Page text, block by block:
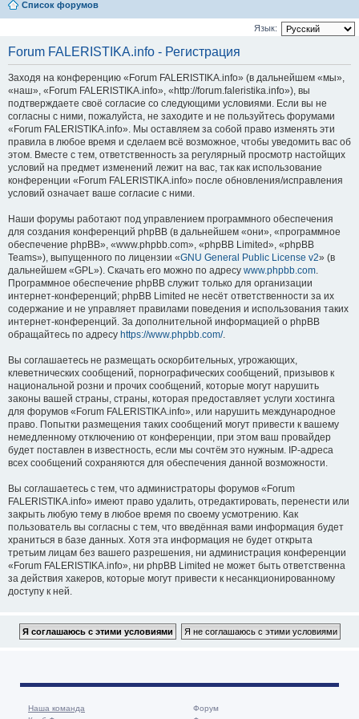
Список форумов
Язык:
Forum FALERISTIKA.info - Регистрация
Заходя на конференцию «Forum FALERISTIKA.info» (в дальнейшем «мы»,
«наш», «Forum FALERISTIKA.info», «http://forum.faleristika.info»), вы
подтверждаете своё согласие со следующими условиями. Если вы не
согласны с ними, пожалуйста, не заходите и не пользуйтесь форумами
«Forum FALERISTIKA.info». Мы оставляем за собой право изменять эти
правила в любое время и сделаем всё возможное, чтобы уведомить вас об
этом. Вместе с тем, ответственность за регулярный просмотр настойщих
условий на предмет изменений лежит на вас, так как использование
конференции «Forum FALERISTIKA.info» после обновления/исправления
условий означает ваше согласие с ними.
Наши форумы работают под управлением программного обеспечения
для создания конференций phpBB (в дальнейшем «они», «программное
обеспечение phpBB», «www.phpbb.com», «phpBB Limited», «phpBB
Teams»), выпущенного по лицензии «GNU General Public License v2» (в
дальнейшем «GPL»). Скачать его можно по адресу www.phpbb.com.
Программное обеспечение phpBB служит только для организации
интернет-конференций; phpBB Limited не несёт ответственности за их
содержание и не управляет правилами поведения и использования таких
интернет-конференций. За дополнительной информацией о phpBB
обращайтесь по адресу https://www.phpbb.com/.
Вы соглашаетесь не размещать оскорбительных, угрожающих,
клеветнических сообщений, порнографических сообщений, призывов к
национальной розни и прочих сообщений, которые могут нарушить
законы вашей страны, страны, которая предоставляет услуги хостинга
для форумов «Forum FALERISTIKA.info», или нарушить международное
право. Попытки размещения таких сообщений могут привести к вашему
немедленному отключению от конференции, при этом ваш провайдер
будет поставлен в известность, если мы сочтём это нужным. IP-адреса
всех сообщений сохраняются для обеспечения данной возможности.
Вы соглашаетесь с тем, что администраторы форумов «Forum
FALERISTIKA.info» имеют право удалить, отредактировать, перенести или
закрыть любую тему в любое время по своему усмотрению. Как
пользователь вы согласны с тем, что введённая вами информация будет
храниться в базе данных. Хотя эта информация не будет открыта
третьим лицам без вашего разрешения, ни администрация конференции
«Forum FALERISTIKA.info», ни phpBB Limited не может быть ответственна
за действия хакеров, которые могут привести к несанкционированному
доступу к ней.
Наша команда
Форум